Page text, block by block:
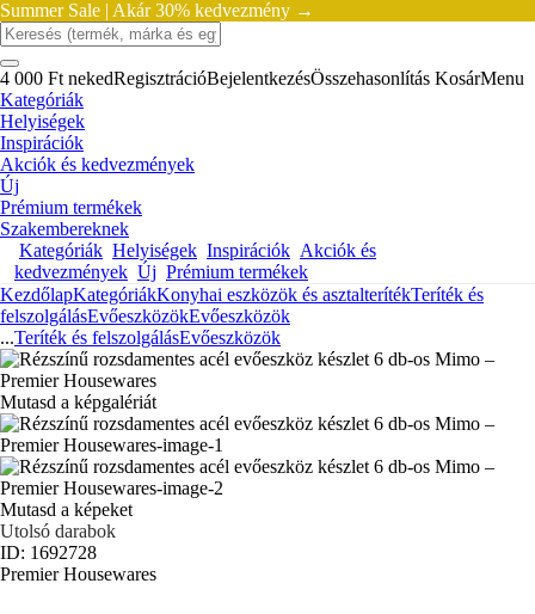
Summer Sale | Akár 30% kedvezmény →
4 000 Ft nekedRegisztrációBejelentkezésÖsszehasonlítás KosárMenu
Kategóriák
Helyiségek
Inspirációk
Akciók és kedvezmények
Új
Prémium termékek
Szakembereknek
Kategóriák Helyiségek Inspirációk Akciók és
kedvezmények Új Prémium termékek
KezdőlapKategóriákKonyhai eszközök és asztalterítékTeríték és
felszolgálásEvőeszközökEvőeszközök
...Teríték és felszolgálásEvőeszközök
Mutasd a képgalériát
Mutasd a képeket
Utolsó darabok
ID: 1692728
Premier Housewares